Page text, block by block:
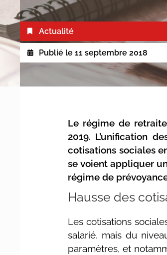
Actualité
Publié le 11 septembre 2018
Le régime de
2019. L’unification
cotisations sociales
se voient appliquer
régime de
Hausse des
Les cotisations
salarié, mais du
paramètres, et